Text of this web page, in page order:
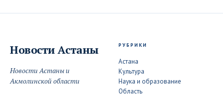
Новости Астаны
Новости Астаны и
Акмолинской области
РУБРИКИ
Астана
Культура
Наука и образование
Область